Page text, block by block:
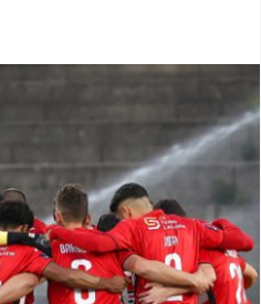
detida na Feira por
de violência
contra duas
Sintonia 2 horas atrás